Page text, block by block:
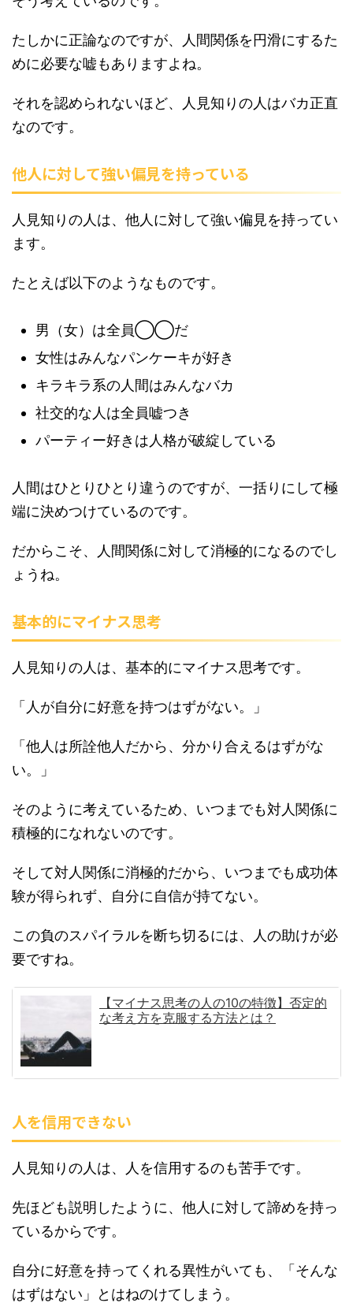
たしかに正論なのですが、人間関係を円滑にするた
めに必要な嘘もありますよね。
それを認められないほど、人見知りの人はバカ正直
なのです。
他人に対して強い偏見を持っている
人見知りの人は、他人に対して強い偏見を持ってい
ます。
たとえば以下のようなものです。
男（女）は全員◯◯だ
女性はみんなパンケーキが好き
キラキラ系の人間はみんなバカ
社交的な人は全員嘘つき
パーティー好きは人格が破綻している
人間はひとりひとり違うのですが、一括りにして極
端に決めつけているのです。
だからこそ、人間関係に対して消極的になるのでし
ょうね。
基本的にマイナス思考
人見知りの人は、基本的にマイナス思考です。
「人が自分に好意を持つはずがない。」
「他人は所詮他人だから、分かり合えるはずがな
い。」
そのように考えているため、いつまでも対人関係に
積極的になれないのです。
そして対人関係に消極的だから、いつまでも成功体
験が得られず、自分に自信が持てない。
この負のスパイラルを断ち切るには、人の助けが必
要ですね。
【マイナス思考の人の10の特徴】否定的
な考え方を克服する方法とは？
人を信用できない
人見知りの人は、人を信用するのも苦手です。
先ほども説明したように、他人に対して諦めを持っ
ているからです。
自分に好意を持ってくれる異性がいても、「そんな
はずはない」とはねのけてしまう。